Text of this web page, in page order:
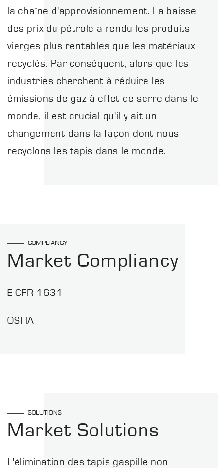
la chaîne d'approvisionnement. La baisse
des prix du pétrole a rendu les produits
vierges plus rentables que les matériaux
recyclés. Par conséquent, alors que les
industries cherchent à réduire les
émissions de gaz à effet de serre dans le
monde, il est crucial qu'il y ait un
changement dans la façon dont nous
recyclons les tapis dans le monde.
COMPLIANCY
Market Compliancy
E-CFR 1631
OSHA
SOLUTIONS
Market Solutions
L'élimination des tapis gaspille non